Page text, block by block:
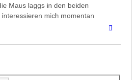
Maus laggs in den beiden
interessieren mich momentan